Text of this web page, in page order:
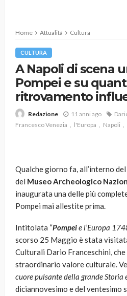
Home Attualità Cultura
CULTURA
A Napoli di scena
Pompei e su
ritrovamento
Redazione 11 anni ago
Francesco Venezia
l'Europa Napoli
Qualche giorno fa, all’interno
del Museo Archeologico
inaugurata una delle più
Pompei mai allestite prima.
Intitolata “Pompeie l’Europa
scorso 25 Maggio è stata
Culturali Dario Franceschini,
straordinario valore culturale.
cuore pulsante della grande Storia
diciannovesimo e del ventesimo